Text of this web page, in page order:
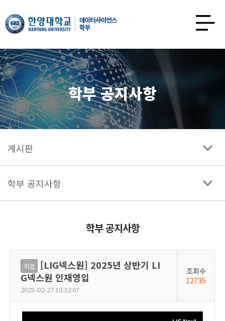
한양대학교
데이터사이언스학과
열기
학부 공지사항
게시판
학부 공지사항
학부 공지사항
취업
[LIG넥스원] 2025년 상반기 LI
G넥스원 인재영입
2025-02-27 10:32:07
조회수
12735